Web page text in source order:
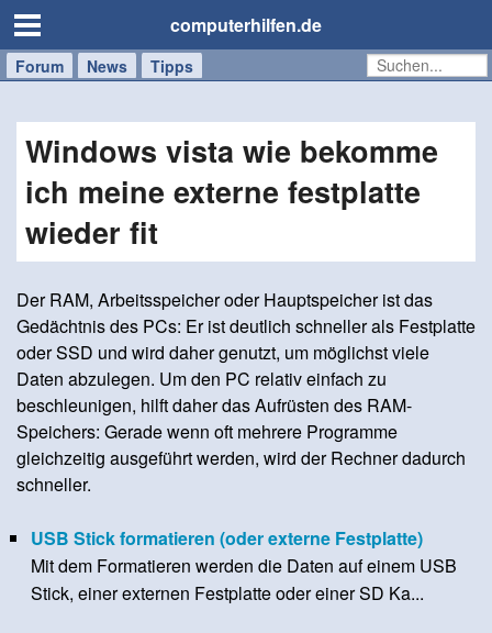
computerhilfen.de
Forum News Tipps
Handy
Windows
Mac
Windows vista wie bekomme
ich meine externe festplatte
wieder fit
Der RAM, Arbeitsspeicher oder Hauptspeicher ist das
Gedächtnis des PCs: Er ist deutlich schneller als Festplatte
oder SSD und wird daher genutzt, um möglichst viele
Daten abzulegen. Um den PC relativ einfach zu
beschleunigen, hilft daher das Aufrüsten des RAM-
Speichers: Gerade wenn oft mehrere Programme
gleichzeitig ausgeführt werden, wird der Rechner dadurch
schneller.
USB Stick formatieren (oder externe Festplatte)
Mit dem Formatieren werden die Daten auf einem USB
Stick, einer externen Festplatte oder einer SD Ka...